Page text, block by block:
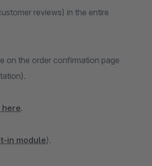
reviews) in the entire
on the order confirmation page
here.
in module).